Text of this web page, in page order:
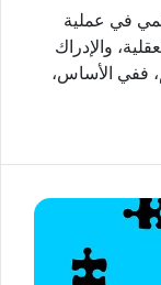
في عملية
والإدراك
ففي الأساس،